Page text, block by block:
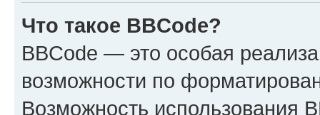
Что такое BBCode?
BBCode — это особая
возможности по
Возможность использования